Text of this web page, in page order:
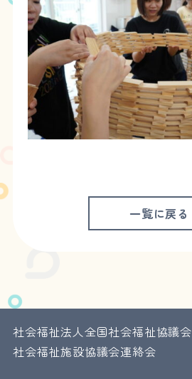
一覧に戻る
社会福祉法人全国社会福祉協議会
社会福祉施設協議会連絡会